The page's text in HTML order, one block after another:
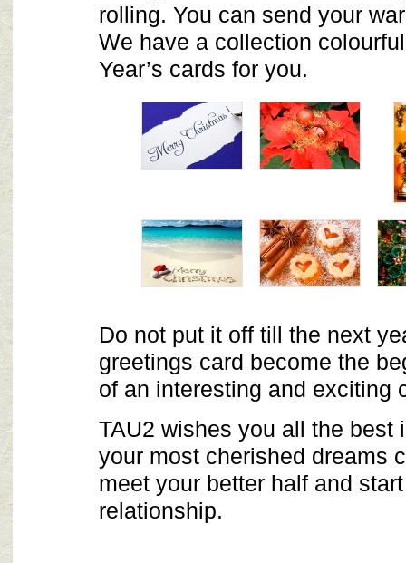
rolling. You can send your
We have a collection
Year’s cards for you.
Do not put it off till the next
greetings card become the
of an interesting and exciting
TAU2 wishes you all the best
your most cherished dreams
meet your better half and
relationship.